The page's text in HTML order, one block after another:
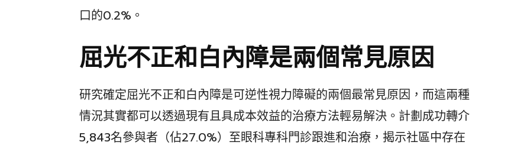
口的0.2%。
屈光不正和白內障是兩個常見原因
研究確定屈光不正和白內障是可逆性視力障礙的兩個最常見原因，而這兩種
情況其實都可以透過現有且具成本效益的治療方法輕易解決。計劃成功轉介
5,843名參與者（佔27.0%）至眼科專科門診跟進和治療，揭示社區中存在